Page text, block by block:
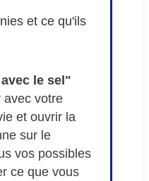
et ce qu'ils
le sel"
avec votre
et ouvrir la
sur le
vos possibles
ce que vous